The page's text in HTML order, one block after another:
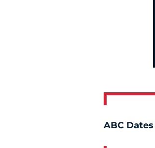
ABC Dates